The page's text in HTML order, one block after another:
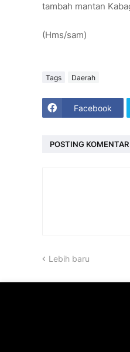
tambah mantan
(Hms/sam)
Tags Daerah
Facebook
POSTING KOMENTAR
Lebih baru